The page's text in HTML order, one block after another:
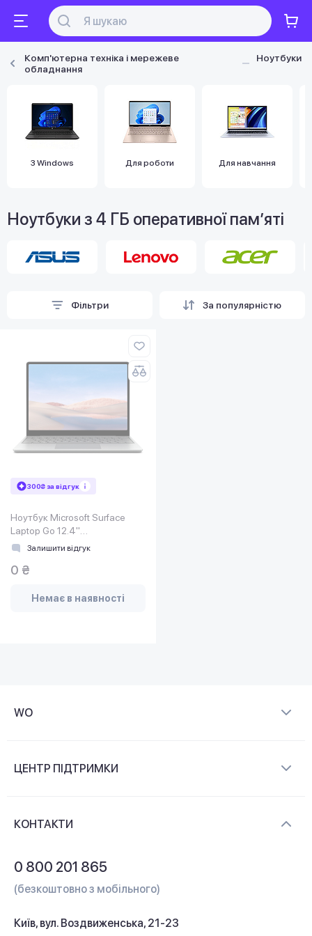
Комп'ютерна техніка і мережеве
обладнання
Ноутбуки
З Windows Для роботи Для навчання
Ноутбуки з 4 ГБ оперативної пам’яті
Фільтри За популярністю
300₴ за відгук
Ноутбук Microsoft Surface
Laptop Go 12.4"
(889842667844) Silver
Залишити відгук
0 ₴
Немає в наявності
WO
Контакти
ЦЕНТР ПІДТРИМКИ
КОНТАКТИ
0 800 201 865
(безкоштовно з мобільного)
Київ, вул. Воздвиженська, 21-23